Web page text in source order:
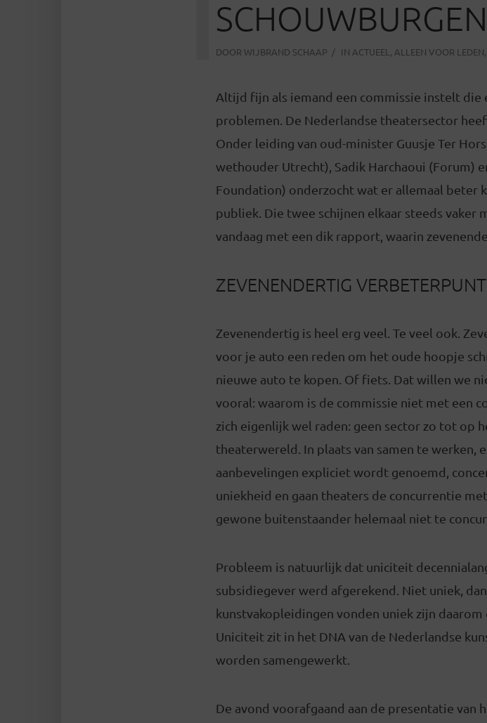
DOOR WIJBRAND SCHAAP IN ACTUEEL , ALLEEN VOOR LEDEN,
Altijd fijn als iemand een commissie instelt
problemen. De Nederlandse theatersector
Onder leiding van oud-minister Guusje Ter
wethouder Utrecht), Sadik Harchaoui (Forum)
Foundation) onderzocht wat er allemaal beter
publiek. Die twee schijnen elkaar steeds vaker
vandaag met een dik rapport, waarin
ZEVENENDERTIG
Zevenendertig is heel erg veel. Te veel ook.
voor je auto een reden om het oude hoopje
nieuwe auto te kopen. Of fiets. Dat willen we
vooral: waarom is de commissie niet met een
zich eigenlijk wel raden: geen sector zo tot op
theaterwereld. In plaats van samen te werken,
aanbevelingen expliciet wordt genoemd,
uniekheid en gaan theaters de concurrentie
gewone buitenstaander helemaal niet te
Probleem is natuurlijk dat uniciteit
subsidiegever werd afgerekend. Niet uniek,
kunstvakopleidingen vonden uniek zijn
Uniciteit zit in het DNA van de Nederlandse
worden samengewerkt.
De avond voorafgaand aan de presentatie